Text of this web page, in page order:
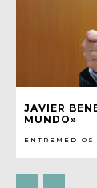
JAVIER
MUNDO»
ENTREMEDIOS